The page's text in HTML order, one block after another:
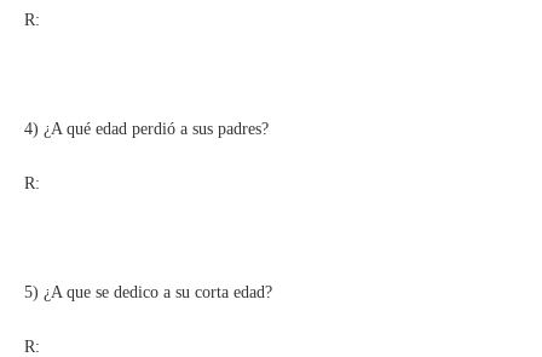
R:
4) ¿A qué edad perdió a sus padres?
R:
5) ¿A que se dedico a su corta edad?
R: